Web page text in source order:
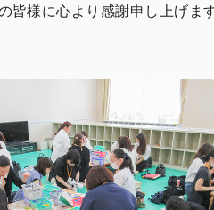
様に心より感謝申し上げます